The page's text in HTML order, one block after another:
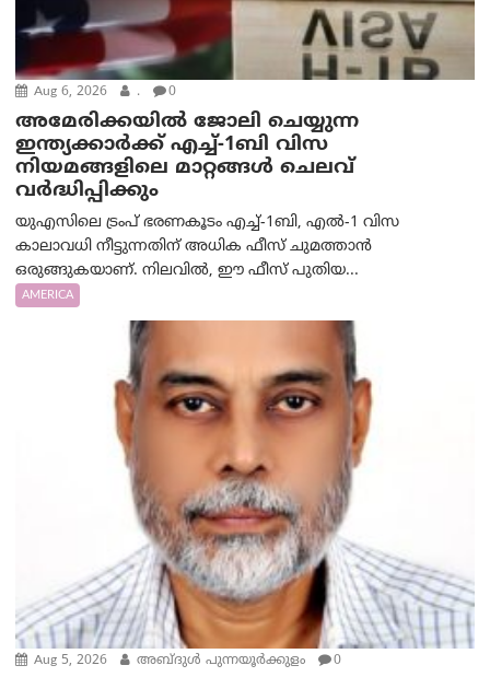
Aug 6, 2026 . 0
അമേരിക്കയില്‍ ജോലി ചെയ്യുന്ന
ഇന്ത്യക്കാർക്ക് എച്ച്-1ബി വിസ
നിയമങ്ങളിലെ മാറ്റങ്ങൾ ചെലവ്
വർദ്ധിപ്പിക്കും
യുഎസിലെ ട്രംപ് ഭരണകൂടം എച്ച്-1ബി, എൽ-1 വിസ
കാലാവധി നീട്ടുന്നതിന് അധിക ഫീസ് ചുമത്താൻ
ഒരുങ്ങുകയാണ്. നിലവിൽ, ഈ ഫീസ് പുതിയ...
AMERICA
Aug 5, 2026 അബ്ദുൾ പുന്നയൂർക്കുളം 0